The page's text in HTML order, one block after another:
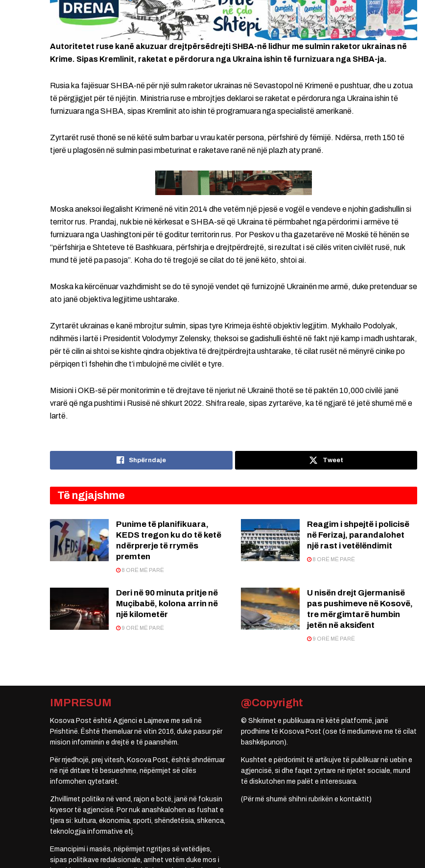
Autoritetet ruse kanë akuzuar drejtpërsëdrejti SHBA-në lidhur me sulmin raketor ukrainas në
Krime. Sipas Kremlinit, raketat e përdorura nga Ukraina ishin të furnizuara nga SHBA-ja.
Rusia ka fajësuar SHBA-në për një sulm raketor ukrainas në Sevastopol në Krimenë e pushtuar, dhe u zotua
të përgjigjet për të njëjtin. Ministria ruse e mbrojtjes deklaroi se raketat e përdorura nga Ukraina ishin të
furnizuara nga SHBA, sipas Kremlinit ato ishin të programuara nga specialistë amerikanë.
Zyrtarët rusë thonë se në këtë sulm barbar u vrau katër persona, përfshirë dy fëmijë. Ndërsa, rreth 150 të
tjerë u plagosën në sulmin pasi mbeturinat e raketave ranë në një plazh aty pranë.
Moska aneksoi ilegalisht Krimenë në vitin 2014 dhe vetëm një pjesë e vogël e vendeve e njohin gadishullin si
territor rus. Prandaj, nuk bie në kërkesat e SHBA-së që Ukraina të përmbahet nga përdorimi i armëve të
furnizuara nga Uashingtoni për të goditur territorin rus. Por Peskov u tha gazetarëve në Moskë të hënën se
“përfshirja e Shteteve të Bashkuara, përfshirja e drejtpërdrejtë, si rezultat i së cilës vriten civilët rusë, nuk
mund të jetë pa pasoja”. Koha do të tregojë se cilat do të jenë këto, shtoi ai.
Moska ka kërcënuar vazhdimisht se do të synojë vendet që furnizojnë Ukrainën me armë, duke pretenduar se
ato janë objektiva legjitime ushtarake.
Zyrtarët ukrainas e kanë mbrojtur sulmin, sipas tyre Krimeja është objektiv legjitim. Mykhailo Podolyak,
ndihmës i lartë i Presidentit Volodymyr Zelensky, theksoi se gadishulli është në fakt një kamp i madh ushtarak,
për të cilin ai shtoi se kishte qindra objektiva të drejtpërdrejta ushtarake, të cilat rusët në mënyrë cinike po
përpiqen t’i fshehin dhe t’i mbulojnë me civilët e tyre.
Misioni i OKB-së për monitorimin e të drejtave të njeriut në Ukrainë thotë se të paktën 10,000 civilë janë
vrarë që nga pushtimi i Rusisë në shkurt 2022. Shifra reale, sipas zyrtarëve, ka të ngjarë të jetë shumë më e
lartë.
Shpërndaje Tweet
Të ngjajshme
Punime të planifikuara,
KEDS tregon ku do të ketë
ndërprerje të rrymës
premten
8 ORË MË PARË
Reagim i shpejtë i policisë
në Ferizaj, parandalohet
një rast i vetëlëndimit
8 ORË MË PARË
Deri në 90 minuta pritje në
Muçibabë, kolona arrin në
një kilometër
9 ORË MË PARË
U nisën drejt Gjermanisë
pas pushimeve në Kosovë,
tre mërgimtarë humbin
jetën në aksiďent
9 ORË MË PARË
IMPRESUM
Kosova Post është Agjenci e Lajmeve me seli në
Prishtinë. Është themeluar në vitin 2016, duke pasur për
mision informimin e drejtë e të paanshëm.
Për rrjedhojë, prej vitesh, Kosova Post, është shndërruar
në një dritare të besueshme, nëpërmjet së cilës
informohen qytetarët.
Zhvillimet politike në vend, rajon e botë, janë në fokusin
kryesor të agjencisë. Por nuk anashkalohen as fushat e
tjera si: kultura, ekonomia, sporti, shëndetësia, shkenca,
teknologjia informative etj.
Emancipimi i masës, nëpërmjet ngritjes së vetëdijes,
sipas politikave redaksionale, arrihet vetëm duke mos i
@Copyright
© Shkrimet e publikuara në këtë platformë, janë
prodhime të Kosova Post (ose të mediumeve me të cilat
bashkëpunon).
Kushtet e përdorimit të artikujve të publikuar në uebin e
agjencisë, si dhe faqet zyrtare në rrjetet sociale, mund
të diskutohen me palët e interesuara.
(Për më shumë shihni rubrikën e kontaktit)